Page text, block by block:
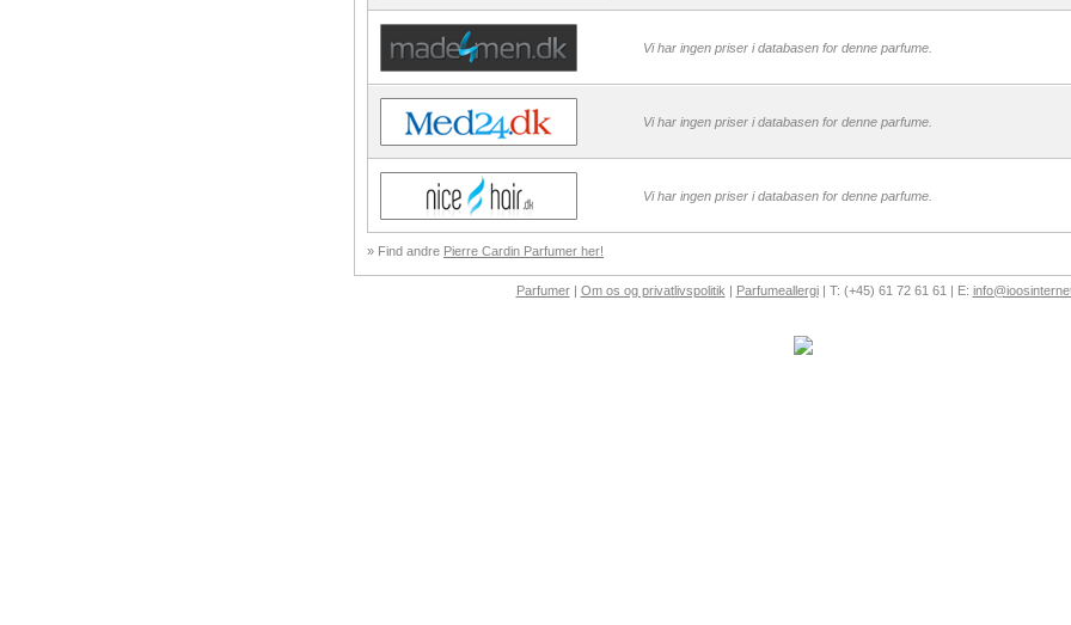
Vi har ingen priser i databasen for denne parfume.
Vi har ingen priser i databasen for denne parfume.
Vi har ingen priser i databasen for denne parfume.
» Find andre Pierre Cardin Parfumer her!
Parfumer| Om os og privatlivspolitik | Parfumeallergi| T: (+45) 61 72 61 61 | E: